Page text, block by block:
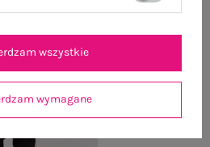
Zobacz wszystko
wymagane
wszystkie